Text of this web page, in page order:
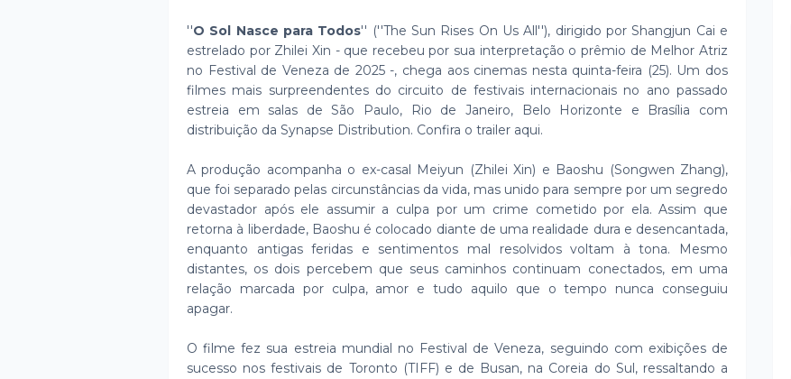
''O Sol Nasce para Todos'' (''The Sun Rises On Us All''), dirigido por Shangjun Cai e
estrelado por Zhilei Xin - que recebeu por sua interpretação o prêmio de Melhor Atriz
no Festival de Veneza de 2025 -, chega aos cinemas nesta quinta-feira (25). Um dos
filmes mais surpreendentes do circuito de festivais internacionais no ano passado
estreia em salas de São Paulo, Rio de Janeiro, Belo Horizonte e Brasília com
distribuição da Synapse Distribution. Confira o trailer aqui.
A produção acompanha o ex-casal Meiyun (Zhilei Xin) e Baoshu (Songwen Zhang),
que foi separado pelas circunstâncias da vida, mas unido para sempre por um segredo
devastador após ele assumir a culpa por um crime cometido por ela. Assim que
retorna à liberdade, Baoshu é colocado diante de uma realidade dura e desencantada,
enquanto antigas feridas e sentimentos mal resolvidos voltam à tona. Mesmo
distantes, os dois percebem que seus caminhos continuam conectados, em uma
relação marcada por culpa, amor e tudo aquilo que o tempo nunca conseguiu
apagar.
O filme fez sua estreia mundial no Festival de Veneza, seguindo com exibições de
sucesso nos festivais de Toronto (TIFF) e de Busan, na Coreia do Sul, ressaltando a